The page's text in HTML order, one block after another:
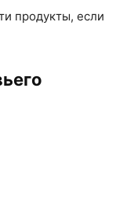
продукты, если